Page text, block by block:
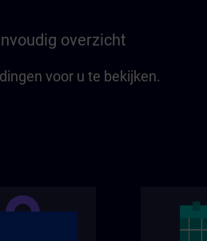
overzicht
voor u te bekijken.